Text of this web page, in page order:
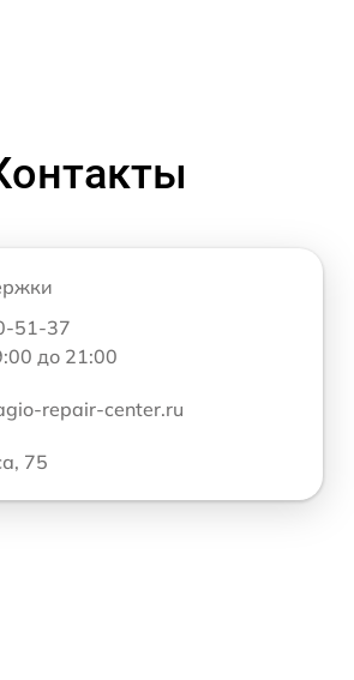
51-37
до 21:00
repair-center.ru
75